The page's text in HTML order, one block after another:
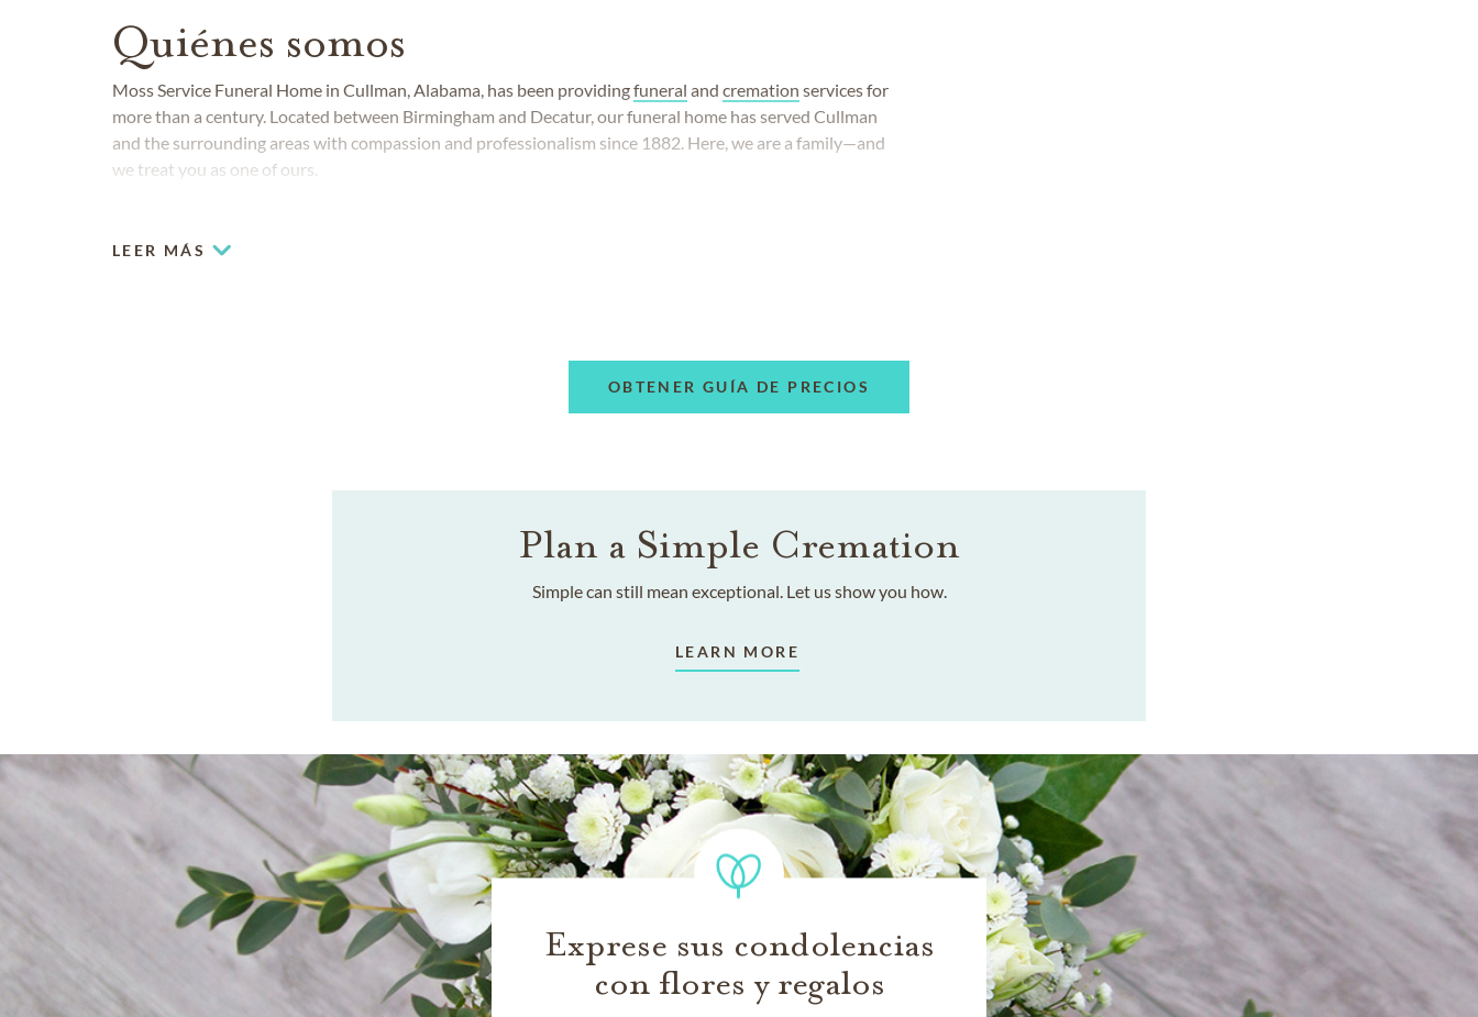
Quiénes somos
Moss Service Funeral Home in Cullman, Alabama, has been providingfuneral and cremation services for
more than a century. Located between Birmingham and Decatur, our funeral home has served Cullman
and the surrounding areas with compassion and professionalism since 1882. Here, we are a family—and
we treat you as one of ours.
LEER MÁS
OBTENER GUÍA DE PRECIOS
Plan a Simple Cremation
Simple can still mean exceptional. Let us show you how.
LEARN MORE
Exprese sus condolencias
con flores y regalos